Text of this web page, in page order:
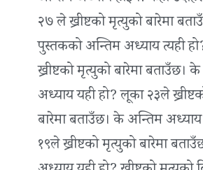
२७ ले ख्रीष्टको मृत्युको बारेमा
पुस्तकको अन्तिम अध्याय त्यही
ख्रीष्टको मृत्युको बारेमा बताउँछ।
अध्याय यही हो? लूका २३ले
बारेमा बताउँछ। के अन्तिम अध्याय
१९ले ख्रीष्टको मृत्युको बारेमा